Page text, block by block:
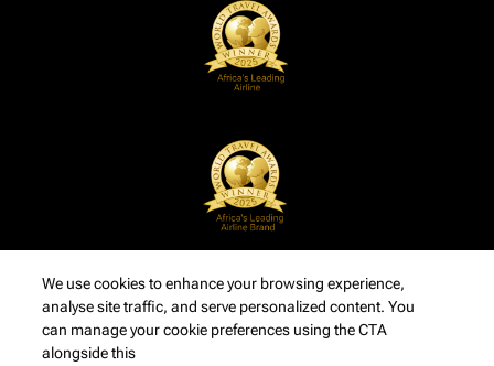
We use cookies to enhance your browsing experience,
analyse site traffic, and serve personalized content. You
can manage your cookie preferences using the CTA
alongside this